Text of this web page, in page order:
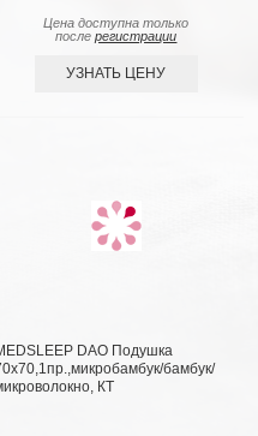
Цена доступна только
послерегистрации
УЗНАТЬ ЦЕНУ
DAO Подушка
бамбук/
КТ